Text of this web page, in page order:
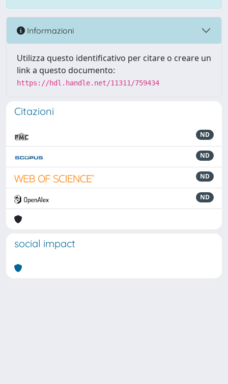
Informazioni
Utilizza questo identificativo per citare o creare un
link a questo documento:
https://hdl.handle.net/11311/759434
Citazioni
ND
ND
ND
ND
social impact